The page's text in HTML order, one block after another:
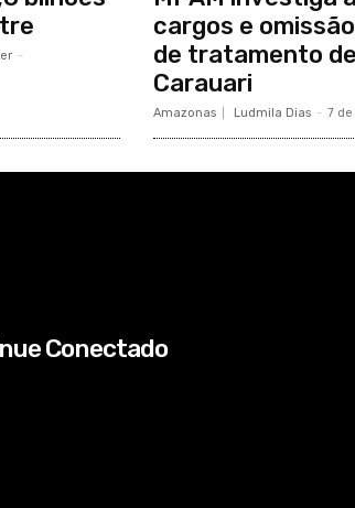
-
cargos e
de tratamento
Carauari
Amazonas Ludmila Dias - 7
Conectado